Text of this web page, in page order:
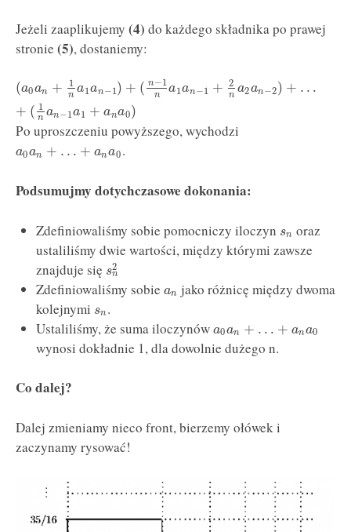
Jeżeli zaaplikujemy (4) do każdego składnika po prawej
stronie (5), dostaniemy:
(a0an + 1
n a1an−1) + ( n−1
n a1an−1 + 2
n a2an−2) + …
+ ( 1
n an−1 a1 + ana0)
Po uproszczeniu powyższego, wychodzi
a0an + … + ana0 .
Podsumujmy dotychczasowe dokonania:
Zdefiniowaliśmy sobie pomocniczy iloczyn sn oraz
ustaliliśmy dwie wartości, między którymi zawsze
znajduje się s2
n
Zdefiniowaliśmy sobie an jako różnicę między dwoma
kolejnymi sn .
Ustaliliśmy, że suma iloczynów a0an + … + ana0
wynosi dokładnie 1, dla dowolnie dużego n.
Co dalej?
Dalej zmieniamy nieco front, bierzemy ołówek i
zaczynamy rysować!